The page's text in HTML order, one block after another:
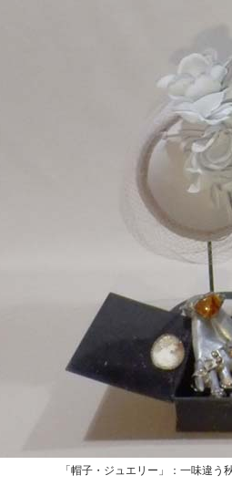
「帽子・ジュエリー」：一味違